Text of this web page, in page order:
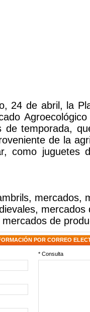
24 de abril, la
de temporada,
de la
como juguetes
, mercados,
, mercados
mercados de
POR CORREO
* Consulta